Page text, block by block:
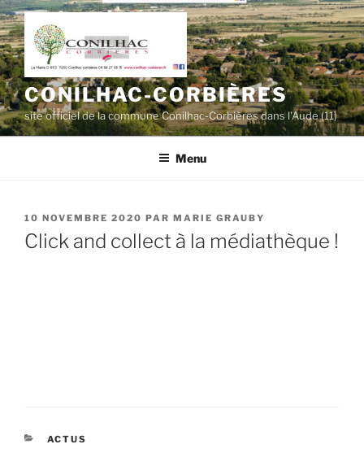
Aller
au
contenu
principal
CONILHAC-CORBIÈRES
site officiel de la commune Conilhac-Corbières dans l'Aude (11)
Menu
PUBLIÉ
LE
10 NOVEMBRE 2020 PAR MARIE GRAUBY
Click and collect à la médiathèque !
CATÉGORIES
ACTUS